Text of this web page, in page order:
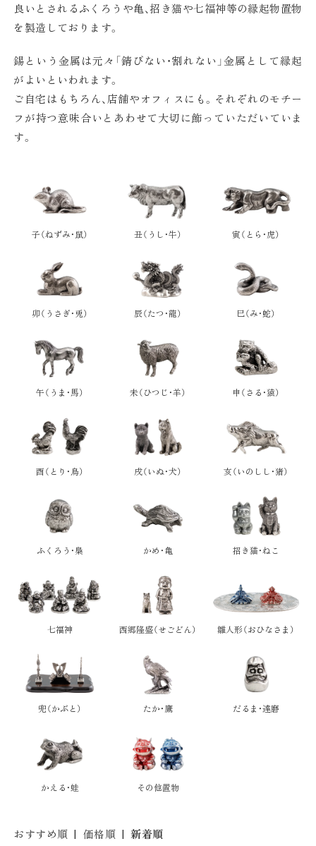
良いとされるふくろうや亀、招き猫や七福神等の縁起物置物
を製造しております。
錫という金属は元々「錆びない・割れない」金属として縁起
がよいといわれます。
ご自宅はもちろん、店舗やオフィスにも。それぞれのモチー
フが持つ意味合いとあわせて大切に飾っていただいていま
す。
子（ねずみ・鼠） 丑（うし・牛） 寅（とら・虎）
卯（うさぎ・兎） 辰（たつ・龍） 巳（み・蛇）
午（うま・馬） 未（ひつじ・羊） 申（さる・猿）
酉（とり・鳥） 戌（いぬ・犬） 亥（いのしし・猪）
ふくろう・梟 かめ・亀 招き猫・ねこ
七福神 西郷隆盛（せごどん） 雛人形（おひなさま）
兜（かぶと） たか・鷹 だるま・達磨
かえる・蛙 その他置物
おすすめ順 | 価格順 |新着順